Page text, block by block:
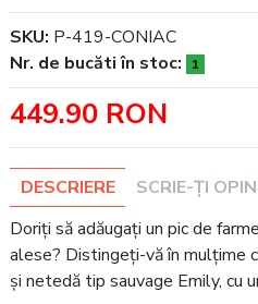
DESCRIERE SCRIE-ȚI
Doriți să adăugați un pic de
alese? Distingeți-vă în mulțime
și netedă tip sauvage Emily, cu
SKU: P-419-CONIAC
Nr. de bucăti în stoc:
1
449.90 RON